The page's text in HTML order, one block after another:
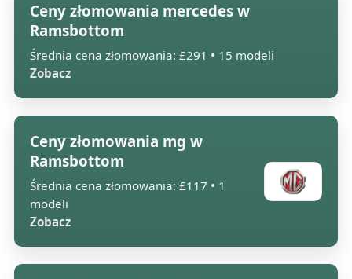
Ceny złomowania mercedes w
Ramsbottom
Średnia cena złomowania: £291 • 15 modeli
Zobacz
Ceny złomowania mg w
Ramsbottom
Średnia cena złomowania: £117 • 1
modeli
Zobacz